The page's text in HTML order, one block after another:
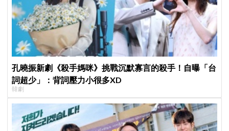
孔曉振新劇《殺手媽咪》挑戰沉默寡言的殺手！自曝「台
詞超少」：背詞壓力小很多XD
韓劇